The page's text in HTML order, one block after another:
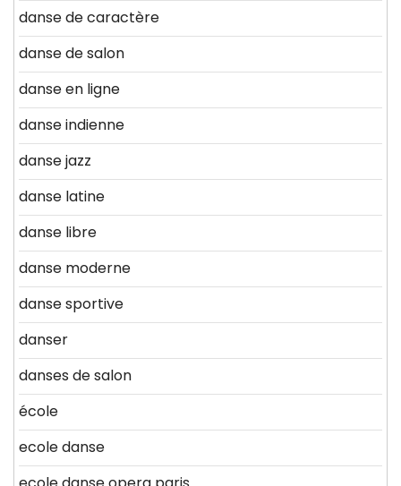
danse de caractère
danse de salon
danse en ligne
danse indienne
danse jazz
danse latine
danse libre
danse moderne
danse sportive
danser
danses de salon
école
ecole danse